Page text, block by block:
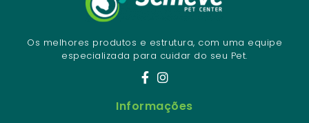
Os melhores produtos e estrutura, com uma equipe
especializada para cuidar do seu Pet.
Informações